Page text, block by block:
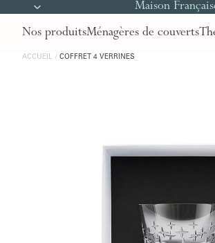
Maison
Nos produitsMénagères de couverts
ACCUEIL COFFRET 4 VERRINES